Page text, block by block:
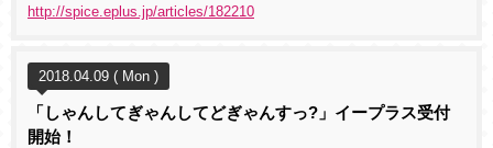
http://spice.eplus.jp/articles/182210
2018.04.09 ( Mon )
「しゃんしてぎゃんしてどぎゃんすっ?」イープラス受付
開始！